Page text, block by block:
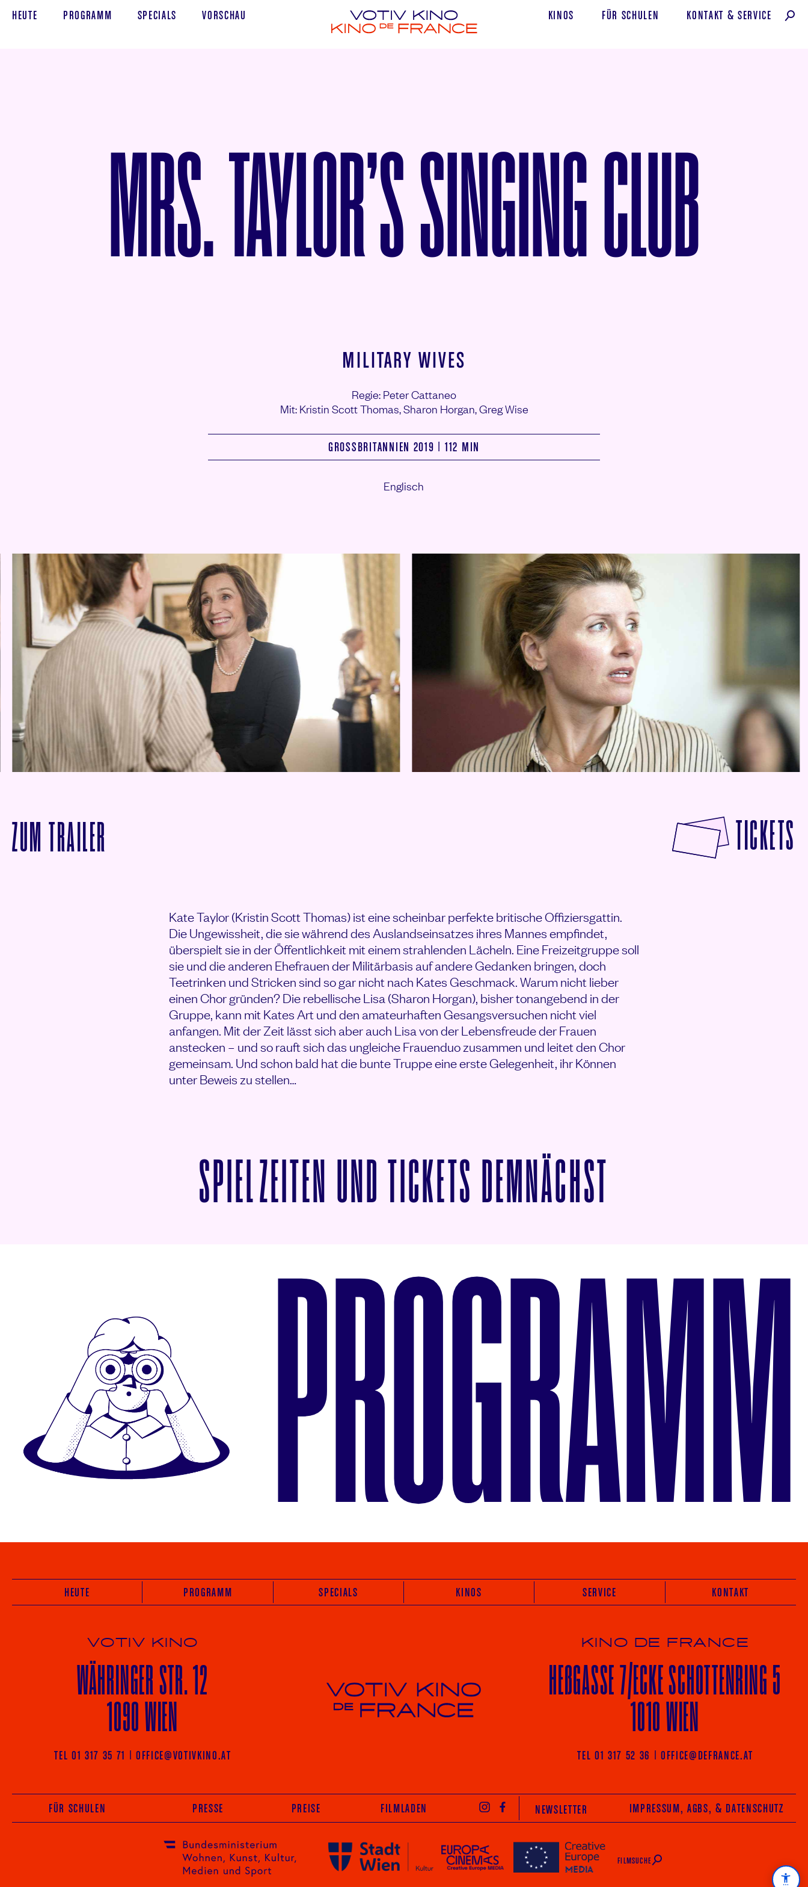
HEUTE PROGRAMM SPECIALS VORSCHAU KINOS FÜR SCHULEN KONTAKT & SERVICE
MRS. TAYLOR’S SINGING CLUB
MILITARY WIVES
Regie: Peter Cattaneo
Mit: Kristin Scott Thomas, Sharon Horgan, Greg Wise
GROSSBRITANNIEN 2019 | 112 MIN
Englisch
ZUMTRAILER TICKETS
Kate Taylor (Kristin Scott Thomas) ist eine scheinbar perfekte britische Offiziersgattin.
Die Ungewissheit, die sie während des Auslandseinsatzes ihres Mannes empfindet,
überspielt sie in der Öffentlichkeit mit einem strahlenden Lächeln. Eine Freizeitgruppe soll
sie und die anderen Ehefrauen der Militärbasis auf andere Gedanken bringen, doch
Teetrinken und Stricken sind so gar nicht nach Kates Geschmack. Warum nicht lieber
einen Chor gründen? Die rebellische Lisa (Sharon Horgan), bisher tonangebend in der
Gruppe, kann mit Kates Art und den amateurhaften Gesangsversuchen nicht viel
anfangen. Mit der Zeit lässt sich aber auch Lisa von der Lebensfreude der Frauen
anstecken – und so rauft sich das ungleiche Frauenduo zusammen und leitet den Chor
gemeinsam. Und schon bald hat die bunte Truppe eine erste Gelegenheit, ihr Können
unter Beweis zu stellen…
SPIELZEITEN UND TICKETS DEMNÄCHST
PROGRAMM
HEUTE PROGRAMM SPECIALS KINOS SERVICE KONTAKT
VOTIV KINO
WÄHRINGERSTR. 12
1090 WIEN
TEL 01 317 35 71 | OFFICE@VOTIVKINO.AT
Votiv Kino und Kino De France in Wien
KINO DE FRANCE
HEßGASSE 7/ECKESCHOTTENRING 5
1010 WIEN
TEL 01 317 52 36 | OFFICE@DEFRANCE.AT
FÜR SCHULEN PRESSE PREISE FILMLADEN INSTAGRAM
FACEBOOK
NEWSLETTER IMPRESSUM, AGBS, & DATENSCHUTZ
FILMSUCHE